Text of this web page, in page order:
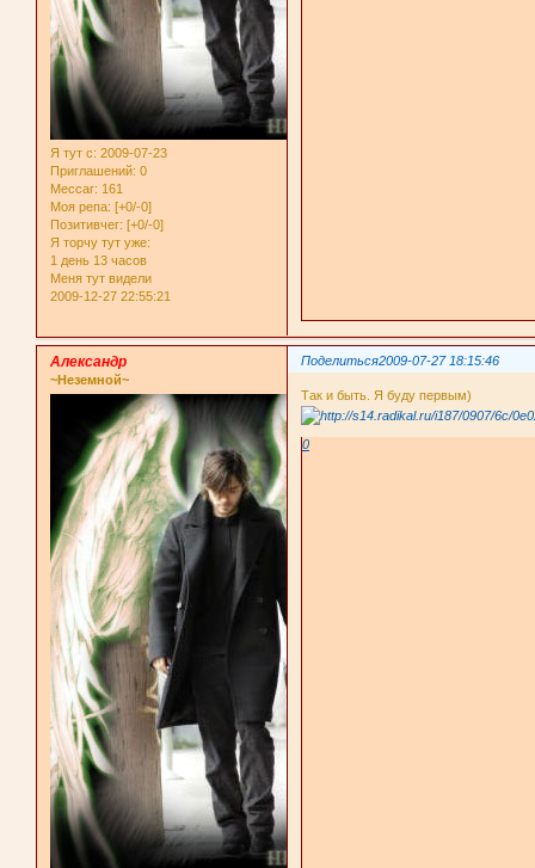
Я тут с: 2009-07-23
Приглашений: 0
Мессаг: 161
Моя репа: [+0/-0]
Позитивчег: [+0/-0]
Я торчу тут уже:
1 день 13 часов
Меня тут видели
2009-12-27 22:55:21
Поделиться2009-07-27 18:15:46
Александр
~Неземной~
Так и быть. Я буду первым)
0